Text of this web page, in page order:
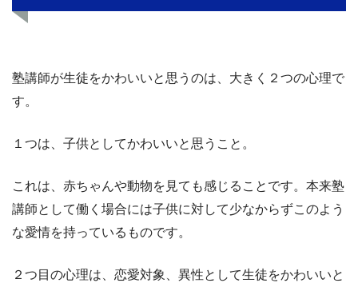
塾講師が生徒をかわいいと思うのは、大きく２つの心理で
す。
１つは、子供としてかわいいと思うこと。
これは、赤ちゃんや動物を見ても感じることです。本来塾
講師として働く場合には子供に対して少なからずこのよう
な愛情を持っているものです。
２つ目の心理は、恋愛対象、異性として生徒をかわいいと